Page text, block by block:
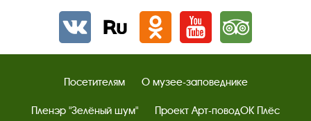
Вконтактеrutube Одноклассники
YouTube Трипадвизор
Посетителям О музее-заповеднике
Пленэр "Зелёный шум" Проект Арт-поводОК Плёс